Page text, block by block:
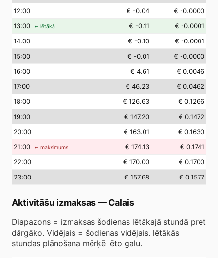
12:00 € -0.04
€ -0.0000
13:00 ← lētākā € -0.11
€ -0.0001
14:00 € -0.10
€ -0.0001
15:00 € -0.01
€ -0.0000
16:00 € 4.61
€ 0.0046
17:00 € 46.23
€ 0.0462
18:00 € 126.63
€ 0.1266
19:00 € 147.20
€ 0.1472
20:00 € 163.01
€ 0.1630
21:00 ← maksimums € 174.13
€ 0.1741
22:00 € 170.00
€ 0.1700
23:00 € 157.68 € 0.1577
Aktivitāšu izmaksas— Calais
Diapazons = izmaksas šodienas lētākajā stundā pret
dārgāko. Vidējais = šodienas vidējais. lētākās
stundas plānošana mērķē lēto galu.